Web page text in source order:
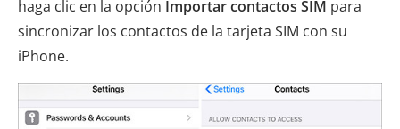
haga clic en la opción Importar contactos SIM para
sincronizar los contactos de la tarjeta SIM con su
iPhone.